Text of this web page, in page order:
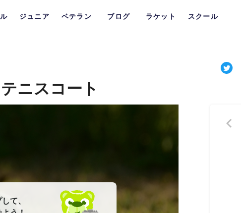
ジュニア ベテラン ブログ ラケット スクール
ニスコート
て、